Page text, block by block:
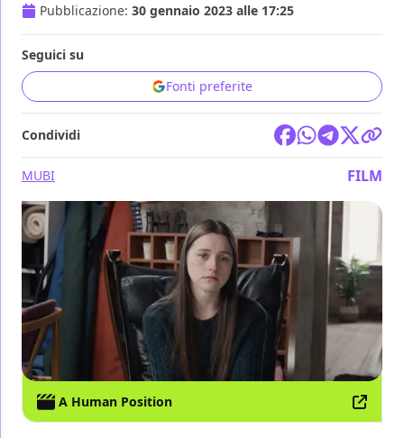
Pubblicazione: 30 gennaio 2023 alle 17:25
Seguici su
Fonti preferite
Condividi
MUBI FILM
A Human Position